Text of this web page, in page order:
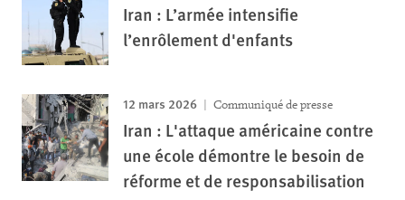
Iran : L’armée intensifie
l’enrôlement d'enfants
12 mars 2026 Communiqué de presse
Iran : L'attaque américaine contre
une école démontre le besoin de
réforme et de responsabilisation